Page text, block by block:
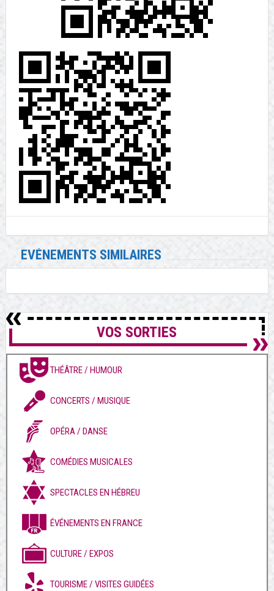
EVÉNEMENTS SIMILAIRES
VOS SORTIES
THÉÂTRE / HUMOUR
CONCERTS / MUSIQUE
OPÉRA / DANSE
COMÉDIES MUSICALES
SPECTACLES EN HÉBREU
ÉVÉNEMENTS EN FRANCE
CULTURE / EXPOS
TOURISME / VISITES GUIDÉES